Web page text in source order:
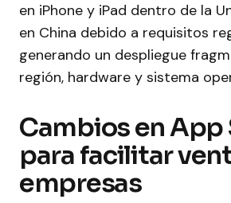
en iPhone y iPad dentro de la
en China debido a requisitos
generando un despliegue
región, hardware y sistema
Cambios en App
para facilitar
empresas